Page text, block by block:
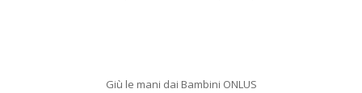
Giù le mani dai Bambini ONLUS